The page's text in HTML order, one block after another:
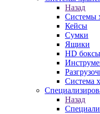
Назад
Системы
Кейсы
Сумки
Ящики
HD
Система
Назад